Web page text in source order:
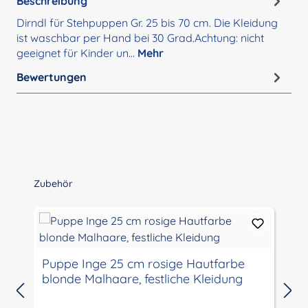
Dirndl für Stehpuppen Gr. 25 bis 70 cm. Die Kleidung
ist waschbar per Hand bei 30 Grad.Achtung: nicht
geeignet für Kinder un… Mehr
Bewertungen
Produktgalerie überspringen
Zubehör
Puppe Inge 25 cm rosige Hautfarbe
blonde Malhaare, festliche Kleidung